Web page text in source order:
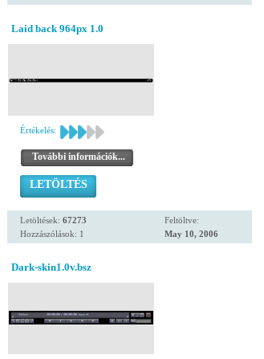
Laid back 964px 1.0
Értékelés:
További információk...
LETÖLTÉS
Letöltések: 67273
Hozzászólások: 1
Feltöltve:
May 10, 2006
Dark-skin1.0v.bsz